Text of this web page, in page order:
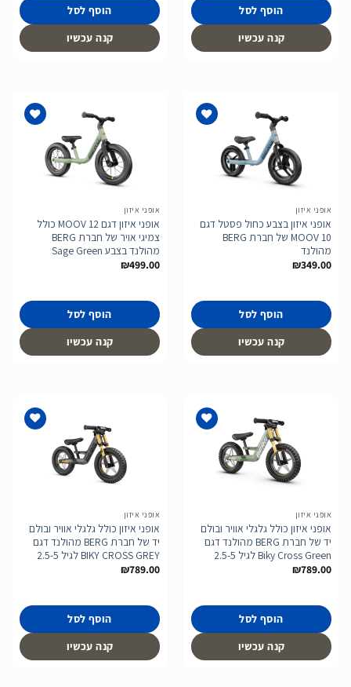
הוסף לסל
קנה עכשיו
הוסף לסל
קנה עכשיו
אופני איזון
אופני איזון בצבע כחול פסטל דגם
MOOV 10 של חברת BERG
מהולנד
₪349.00
הוסף לסל
קנה עכשיו
אופני איזון
אופני איזון דגם MOOV 12 כולל
צמיגי אויר של חברת BERG
מהולנד בצבע Sage Green
₪499.00
הוסף לסל
קנה עכשיו
אופני איזון
אופני איזון כולל גלגלי אוויר ובולם
יד של חברת BERG מהולנד דגם
Biky Cross Green לגיל 2.5-5
₪789.00
הוסף לסל
קנה עכשיו
אופני איזון
אופני איזון כולל גלגלי אוויר ובולם
יד של חברת BERG מהולנד דגם
BIKY CROSS GREY לגיל 2.5-5
₪789.00
הוסף לסל
קנה עכשיו